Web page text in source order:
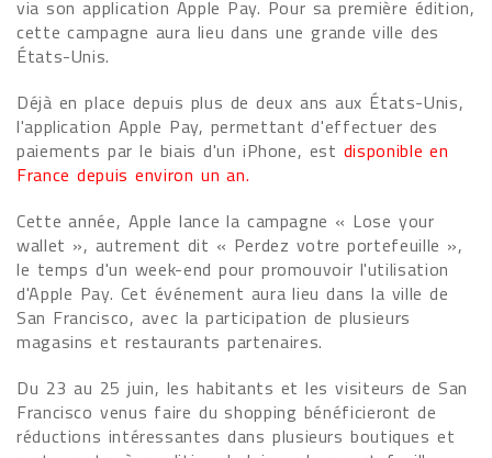
via son application Apple Pay. Pour sa première édition,
cette campagne aura lieu dans une grande ville des
États-Unis.
Déjà en place depuis plus de deux ans aux États-Unis,
l'application Apple Pay, permettant d'effectuer des
paiements par le biais d'un iPhone, est disponible en
France depuis environ un an.
Cette année, Apple lance la campagne « Lose your
wallet », autrement dit « Perdez votre portefeuille »,
le temps d'un week-end pour promouvoir l'utilisation
d'Apple Pay. Cet événement aura lieu dans la ville de
San Francisco, avec la participation de plusieurs
magasins et restaurants partenaires.
Du 23 au 25 juin, les habitants et les visiteurs de San
Francisco venus faire du shopping bénéficieront de
réductions intéressantes dans plusieurs boutiques et